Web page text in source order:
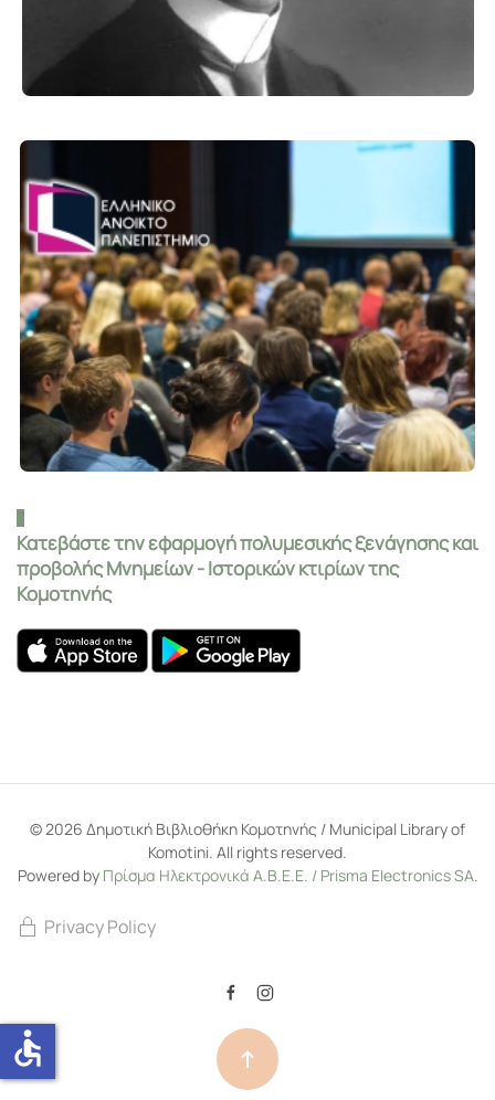
Κατεβάστε την εφαρμογή πολυμεσικής ξενάγησης και
προβολής Μνημείων - Ιστορικών κτιρίων της
Κομοτηνής
©2026 Δημοτική Βιβλιοθήκη Κομοτηνής / Municipal Library of
Komotini. All rights reserved.
Powered by Πρίσμα Ηλεκτρονικά Α.Β.Ε.Ε. / Prisma Electronics SA.
Privacy Policy
accessible